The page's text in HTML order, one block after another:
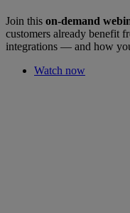
Join this on-demand
customers already benefit
integrations — and how
Watch now